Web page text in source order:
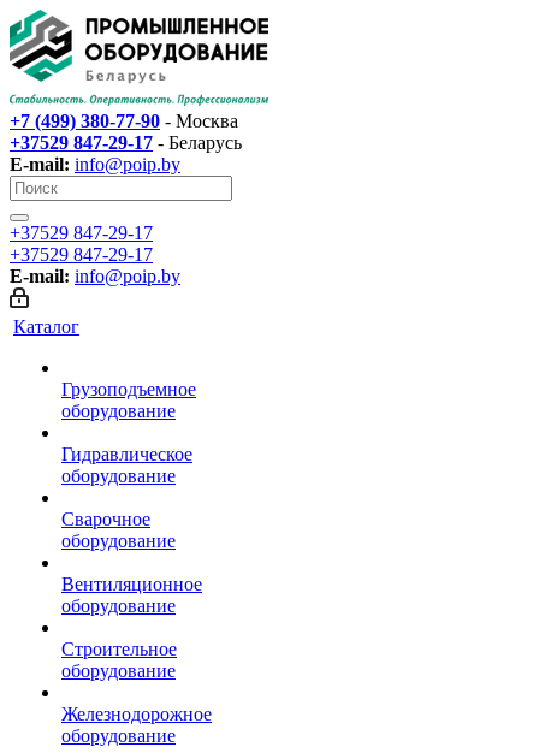
+7 (499) 380-77-90 - Москва
+37529 847-29-17‬ - Беларусь
E-mail: info@poip.by
+37529 847-29-17‬
+37529 847-29-17‬
E-mail: info@poip.by
Каталог
Грузоподъемное
оборудование
Гидравлическое
оборудование
Сварочное
оборудование
Вентиляционное
оборудование
Строительное
оборудование
Железнодорожное
оборудование